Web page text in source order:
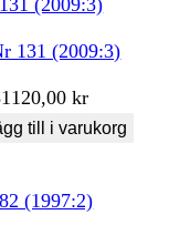
131 (2009:3)
120,00kr
till i varukorg